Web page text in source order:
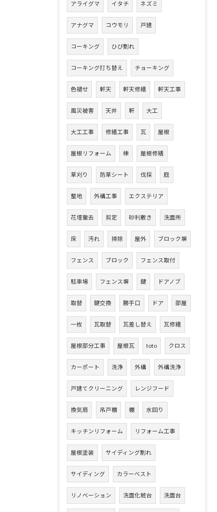
アライグマ イタチ ネズミ
アナグマ コウモリ 戸建
コーキング ひび割れ
コーキング打ち替え チョーキング
色褪せ 軒天 軒天修繕 軒天工事
風災被害 天井 軒 大工
大工工事 修繕工事 瓦 屋根
屋根リフォーム 棟 屋根修繕
草刈り 防草シート 伐採 庭
整地 外構工事 エクステリア
花壇撤去 剪定 砂利敷き 洗面所
床 汚れ 掃除 屋外 ブロック塀
フェンス ブロック フェンス取付
駐車場 フェンス塀 鍵 ドアノブ
取替 鍵交換 勝手口 ドア 部屋
一枚 瓦取替 瓦差し替え 瓦修繕
屋根部分工事 屋根瓦 toto クロス
カーポート 洗浄 外構 外構洗浄
戸建てクリーニング レンジフード
換気扇 吊戸棚 棚 水回り
キッチンリフォーム リフォーム工事
屋根塗装 サイディング割れ
サイディング カラーベスト
リノベーション 洗面化粧台 洗面台